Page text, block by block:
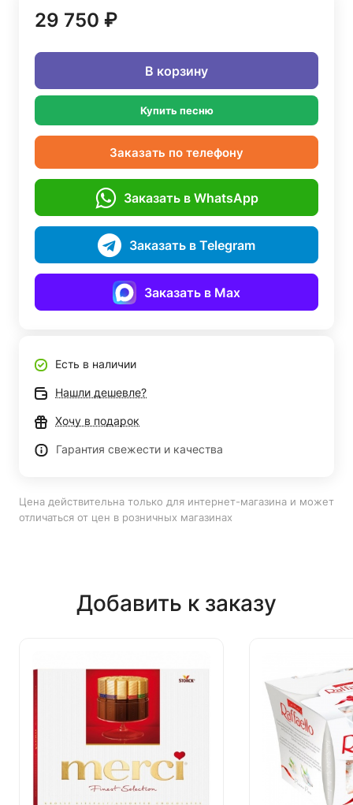
29 750 ₽
В корзину
Купить песню
Заказать по телефону
Заказать в WhatsApp
Заказать в Telegram
Заказать в Max
Есть в наличии
Нашли дешевле?
Хочу в подарок
Гарантия свежести и качества
Цена действительна только для интернет-магазина и может
отличаться от цен в розничных магазинах
Добавить к заказу